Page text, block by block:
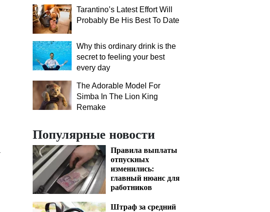
Tarantino’s Latest Effort Will
Probably Be His Best To Date
Why this ordinary drink is the
secret to feeling your best
every day
The Adorable Model For
Simba In The Lion King
Remake
Популярные новости
Правила выплаты
отпускных
изменились:
главный нюанс для
работников
Штраф за средний